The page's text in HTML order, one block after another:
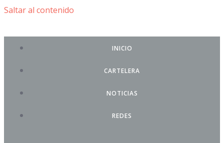
Saltar al contenido
INICIO
CARTELERA
NOTICIAS
REDES